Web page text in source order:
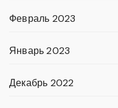
Февраль 2023
Январь 2023
Декабрь 2022